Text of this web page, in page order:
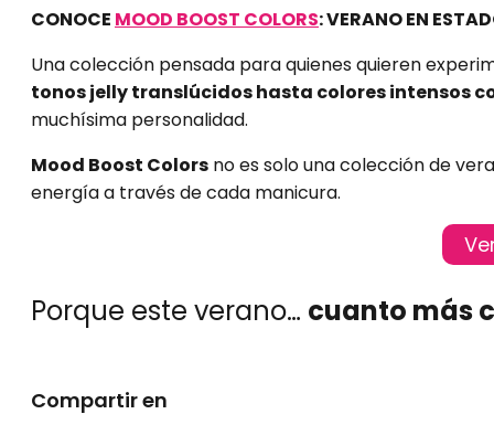
CONOCE MOOD BOOST COLORS: VERANO EN
Una colección pensada para quienes quieren
tonos jelly translúcidos hasta colores intensos
muchísima personalidad.
Mood Boost Colors no es solo una colección de
energía a través de cada manicura.
Porque este verano… cuanto más
Compartir en